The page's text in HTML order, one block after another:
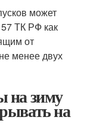
может
ТК РФ как
от
менее двух
на зиму
на